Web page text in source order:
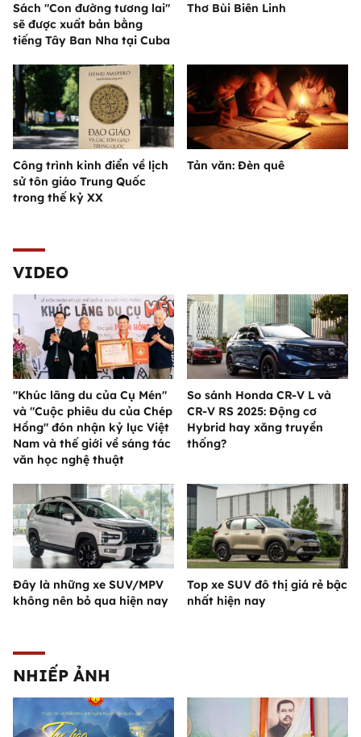
Sách "Con đường tương lai"
sẽ được xuất bản bằng
tiếng Tây Ban Nha tại Cuba
Thơ Bùi Biên Linh
Công trình kinh điển về lịch
sử tôn giáo Trung Quốc
trong thế kỷ XX
Tản văn: Đèn quê
VIDEO
"Khúc lãng du của Cụ Mén"
và "Cuộc phiêu du của Chép
Hồng" đón nhận kỷ lục Việt
Nam và thế giới về sáng tác
văn học nghệ thuật
So sánh Honda CR-V L và
CR-V RS 2025: Động cơ
Hybrid hay xăng truyền
thống?
Đây là những xe SUV/MPV
không nên bỏ qua hiện nay
Top xe SUV đô thị giá rẻ bậc
nhất hiện nay
NHIẾP ẢNH